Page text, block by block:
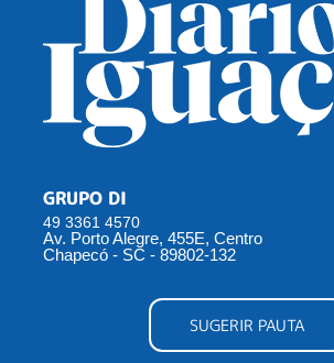
GRUPO DI
49 3361 4570
Av. Porto Alegre, 455E, Centro
Chapecó - SC - 89802-132
SUGERIR PAUTA